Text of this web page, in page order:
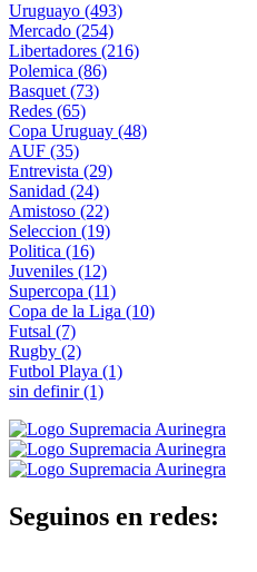
Uruguayo (493)
Mercado (254)
Libertadores (216)
Polemica (86)
Basquet (73)
Redes (65)
Copa Uruguay (48)
AUF (35)
Entrevista (29)
Sanidad (24)
Amistoso (22)
Seleccion (19)
Politica (16)
Juveniles (12)
Supercopa (11)
Copa de la Liga (10)
Futsal (7)
Rugby (2)
Futbol Playa (1)
sin definir(1)
Seguinos en redes: